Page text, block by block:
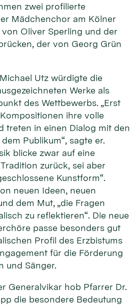
zwei profilierte
Mädchenchor am Kölner
Oliver Sperling und der
der von Georg Grün
Utz würdigte die
Werke als
des Wettbewerbs. „Erst
ihre volle
treten in einen Dialog mit den
Publikum“, sagte er.
blicke zwar auf eine
zurück, sei aber
Kunstform“.
neuen Ideen, neuen
dem Mut, „die Fragen
zu reflektieren“. Die neue
passe besonders gut
Profil des Erzbistums
für die Förderung
und Sänger.
Generalvikar hob Pfarrer Dr.
die besondere Bedeutung